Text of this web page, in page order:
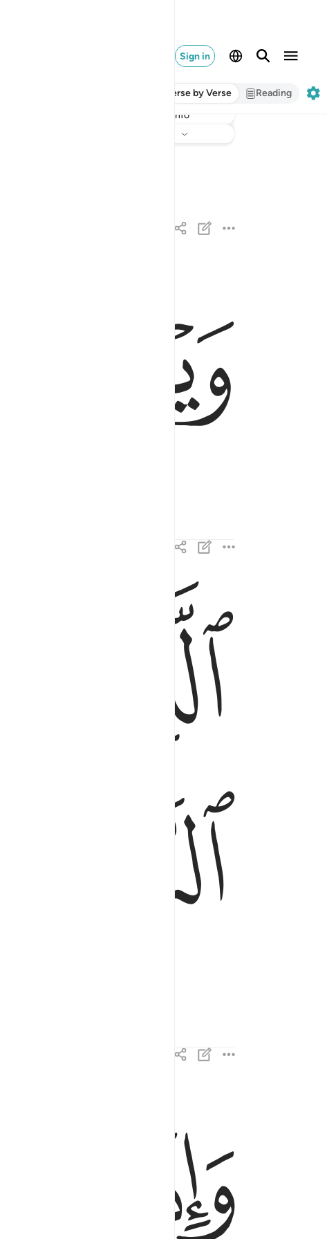
Sign in
Verse by Verse Reading
Info
ﲥ
الذين اذا اكتالوا على الناس يستوفون ٢
ٱلَّذِينَ إِذَا ٱكْتَالُوا۟ عَلَى ٱلنَّاسِ يَسْتَوْفُونَ ٢
ﲨ
ﲬ
ﲯ